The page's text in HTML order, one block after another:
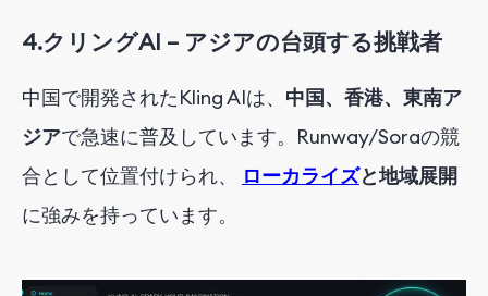
4.クリングAI – アジアの台頭する挑戦者
中国で開発されたKling AIは、 中国、香港、東南ア
ジアで急速に普及しています。Runway/Soraの競
合として位置付けられ、
ローカライズと地域展開
に強みを持っています。